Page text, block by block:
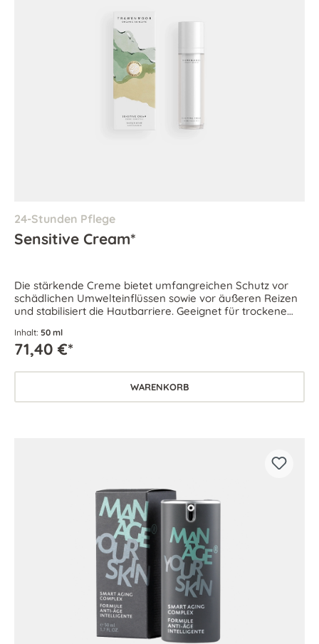
24-Stunden Pflege
Sensitive Cream*
Die stärkende Creme bietet umfangreichen Schutz vor
schädlichen Umwelteinflüssen sowie vor äußeren Reizen
und stabilisiert die Hautbarriere. Geeignet für trockene
Inhalt: 50 ml
71,40 €*
WARENKORB